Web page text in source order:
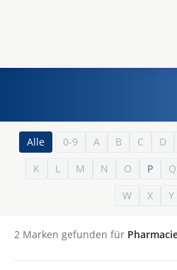
Home
Einst und Heute
Konzerne
Epoche
Alle 0-9 A B C D
K
L M N O P Q
W
X Y
2 Marken gefunden für